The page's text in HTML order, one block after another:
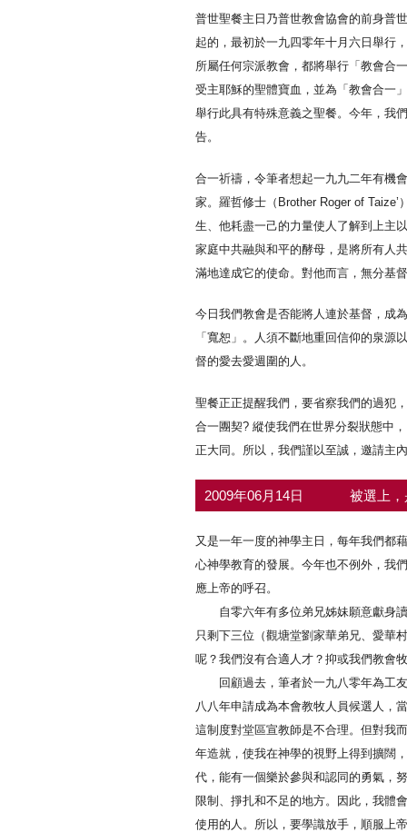
普世聖餐主日乃普世教會協會的前身普
起的，最初於一九四零年十月六日舉行
所屬任何宗派教會，都將舉行「教會合
受主耶穌的聖體寶血，並為「教會合一
舉行此具有特殊意義之聖餐。今年，我
告。
合一祈禱，令筆者想起一九九二年有機
家。羅哲修士（Brother Roger of
生、他耗盡一己的力量使人了解到上主
家庭中共融與和平的酵母，是將所有人
滿地達成它的使命。對他而言，無分基
今日我們教會是否能將人連於基督，成
「寬恕」。人須不斷地重回信仰的泉
督的愛去愛週圍的人。
聖餐正正提醒我們，要省察我們的過犯
合一團契? 縱使我們在世界分裂狀態中
正大同。所以，我們謹以至誠，邀請主
2009年06月14日 被選上
又是一年一度的神學主日，每年我們都
心神學教育的發展。今年也不例外，我
應上帝的呼召。
自零六年有多位弟兄姊妹願意獻身讀
只剩下三位（觀塘堂劉家華弟兄、愛華
呢？我們沒有合適人才？抑或我們教會
回顧過去，筆者於一九八零年為工友
八八年申請成為本會教牧人員候選人，
這制度對堂區宣教師是不合理。但對我
年造就，使我在神學的視野上得到擴闊
代，能有一個樂於參與和認同的勇氣，
限制、掙扎和不足的地方。因此，我體
使用的人。所以，要學識放手，順服上